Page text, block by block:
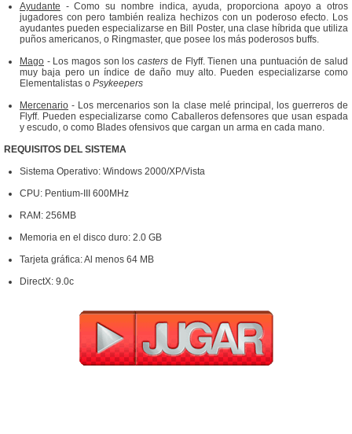
Ayudante - Como su nombre indica, ayuda, proporciona apoyo a otros
jugadores con pero también realiza hechizos con un poderoso efecto. Los
ayudantes pueden especializarse en Bill Poster, una clase híbrida que utiliza
puños americanos, o Ringmaster, que posee los más poderosos buffs.
Mago - Los magos son loscasters de Flyff. Tienen una puntuación de salud
muy baja pero un índice de daño muy alto. Pueden especializarse como
Elementalistas o Psykeepers
Mercenario - Los mercenarios son la clase melé principal, los guerreros de
Flyff. Pueden especializarse como Caballeros defensores que usan espada
y escudo, o como Blades ofensivos que cargan un arma en cada mano.
REQUISITOS DEL SISTEMA
Sistema Operativo: Windows 2000/XP/Vista
CPU: Pentium-III 600MHz
RAM: 256MB
Memoria en el disco duro: 2.0 GB
Tarjeta gráfica: Al menos 64 MB
DirectX: 9.0c